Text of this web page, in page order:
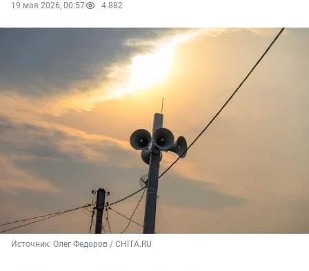
19 мая 2026, 00:57 4 882
Источник: Олег Федоров / CHITA.RU